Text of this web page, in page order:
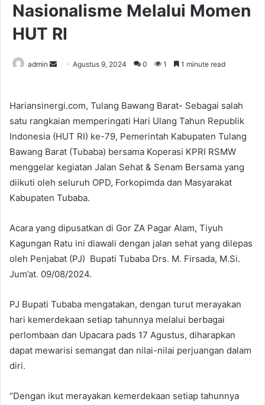
Nasionalisme Melalui Momen
HUT RI
admin
SendAgustus 9, 2024 0 1 1 minute read
Hariansinergi.com, Tulang Bawang Barat- Sebagai salah
satu rangkaian memperingati Hari Ulang Tahun Republik
Indonesia (HUT RI) ke-79, Pemerintah Kabupaten Tulang
Bawang Barat (Tubaba) bersama Koperasi KPRI RSMW
menggelar kegiatan Jalan Sehat & Senam Bersama yang
diikuti oleh seluruh OPD, Forkopimda dan Masyarakat
Kabupaten Tubaba.
Acara yang dipusatkan di Gor ZA Pagar Alam, Tiyuh
Kagungan Ratu ini diawali dengan jalan sehat yang dilepas
oleh Penjabat (PJ) Bupati Tubaba Drs. M. Firsada, M.Si.
Jum’at. 09/08/2024.
PJ Bupati Tubaba mengatakan, dengan turut merayakan
hari kemerdekaan setiap tahunnya melalui berbagai
perlombaan dan Upacara pads 17 Agustus, diharapkan
dapat mewarisi semangat dan nilai-nilai perjuangan dalam
diri.
“Dengan ikut merayakan kemerdekaan setiap tahunnya